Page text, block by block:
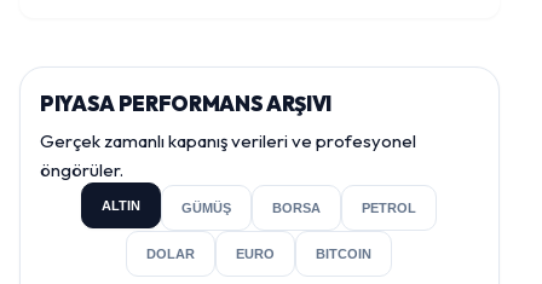
PIYASA PERFORMANS ARŞIVI
Gerçek zamanlı kapanış verileri ve profesyonel
öngörüler.
ALTIN GÜMÜŞ BORSA PETROL
DOLAR EURO BITCOIN